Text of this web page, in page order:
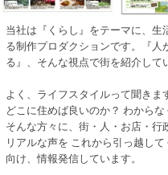
当社は『くらし』をテーマに、生
る制作プロダクションです。『人
る』、そんな視点で街を紹介して
よく、ライフスタイルって聞きま
どこに住めば良いのか？ わから
そんな方々に、街・人・お店・
リアルな声を これから引っ越し
向け、情報発信しています。